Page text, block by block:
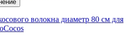
волокна диаметр 80 см для